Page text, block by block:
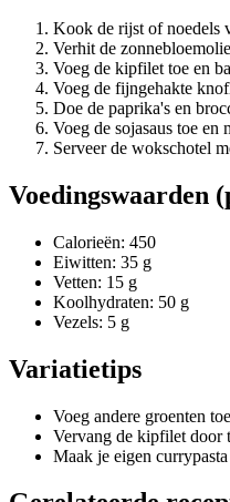
Kook de rijst of noedels
Verhit de
Voeg de kipfilet toe en
Voeg de fijngehakte
Doe de paprika's en
Voeg de sojasaus toe en
Serveer de wokschotel
Voedingswaarden
Calorieën: 450
Eiwitten: 35 g
Vetten: 15 g
Koolhydraten: 50 g
Vezels: 5 g
Variatietips
Voeg andere groenten
Vervang de kipfilet door
Maak je eigen